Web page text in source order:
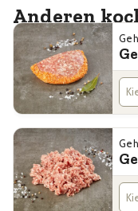
Anderen